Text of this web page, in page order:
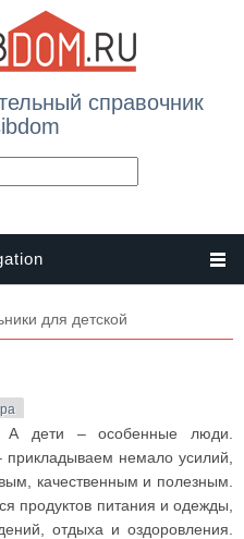
справочник
для детской
А дети – особенные люди.
немало усилий,
качественным и полезным.
продуктов питания и одежды,
отдыха и оздоровления.